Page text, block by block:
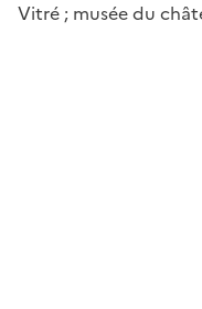
Vitré ; musée du